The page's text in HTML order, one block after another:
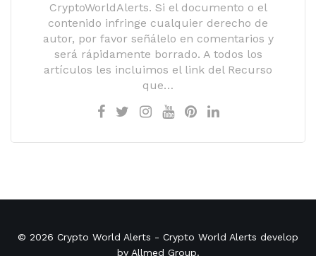
CryptoWorldAlerts. Si el documento o el
contenido infringe cualquier derecho de
autor, por favor señálelo en comentarios y
será rápidamente borrado. A todos los
artículos les incluimos el link del Recurso
que…
© 2026 Crypto World Alerts - Crypto World Alerts develop
by Allmed Group.